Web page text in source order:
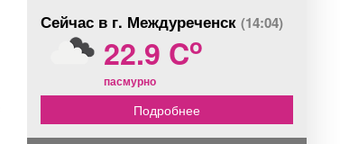
Сейчас в г. Междуреченск (14:04)
22.9 Co
пасмурно
Подробнее